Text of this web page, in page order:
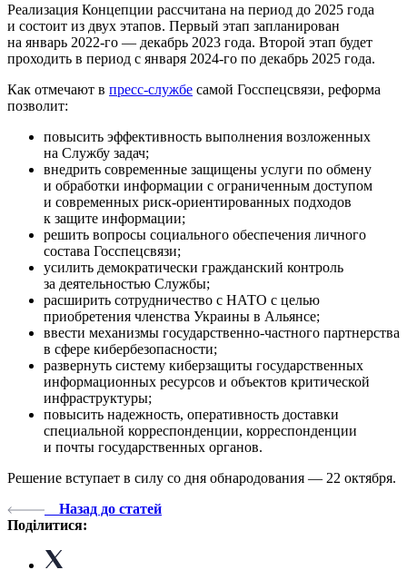
Реализация Концепции рассчитана на период до 2025 года
и состоит из двух этапов. Первый этап запланирован
на январь 2022-го — декабрь 2023 года. Второй этап будет
проходить в период с января 2024-го по декабрь 2025 года.
Как отмечают в пресс-службе самой Госспецсвязи, реформа
позволит:
повысить эффективность выполнения возложенных
на Службу задач;
внедрить современные защищены услуги по обмену
и обработки информации с ограниченным доступом
и современных риск-ориентированных подходов
к защите информации;
решить вопросы социального обеспечения личного
состава Госспецсвязи;
усилить демократически гражданский контроль
за деятельностью Службы;
расширить сотрудничество с НАТО с целью
приобретения членства Украины в Альянсе;
ввести механизмы государственно-частного партнерства
в сфере кибербезопасности;
развернуть систему киберзащиты государственных
информационных ресурсов и объектов критической
инфраструктуры;
повысить надежность, оперативность доставки
специальной корреспонденции, корреспонденции
и почты государственных органов.
Решение вступает в силу со дня обнародования — 22 октября.
Назад до статей
Поділитися: